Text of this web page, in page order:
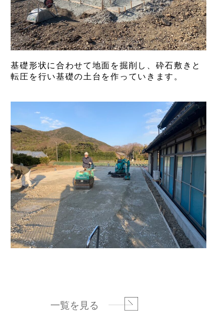
基礎形状に合わせて地面を掘削し、砕石敷きと
転圧を行い基礎の土台を作っていきます。
一覧を見る